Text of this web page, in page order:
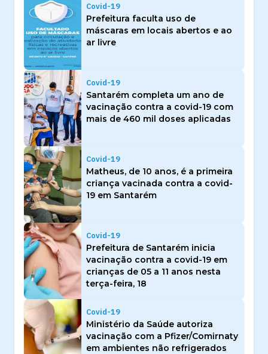
Covid-19
Prefeitura faculta uso de
máscaras em locais abertos e ao
ar livre
Covid-19
Santarém completa um ano de
vacinação contra a covid-19 com
mais de 460 mil doses aplicadas
Covid-19
Matheus, de 10 anos, é a primeira
criança vacinada contra a covid-
19 em Santarém
Covid-19
Prefeitura de Santarém inicia
vacinação contra a covid-19 em
crianças de 05 a 11 anos nesta
terça-feira, 18
Covid-19
Ministério da Saúde autoriza
vacinação com a Pfizer/Comirnaty
em ambientes não refrigerados